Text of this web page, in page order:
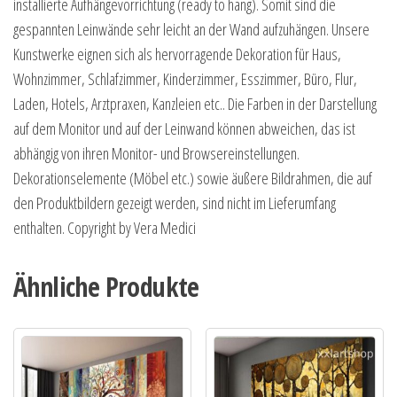
gespannten Leinwände sehr leicht an der Wand aufzuhängen. Unsere
Kunstwerke eignen sich als hervorragende Dekoration für Haus,
Wohnzimmer, Schlafzimmer, Kinderzimmer, Esszimmer, Büro, Flur,
Laden, Hotels, Arztpraxen, Kanzleien etc.. Die Farben in der Darstellung
auf dem Monitor und auf der Leinwand können abweichen, das ist
abhängig von ihren Monitor- und Browsereinstellungen.
Dekorationselemente (Möbel etc.) sowie äußere Bildrahmen, die auf
den Produktbildern gezeigt werden, sind nicht im Lieferumfang
enthalten. Copyright by Vera Medici
Ähnliche Produkte